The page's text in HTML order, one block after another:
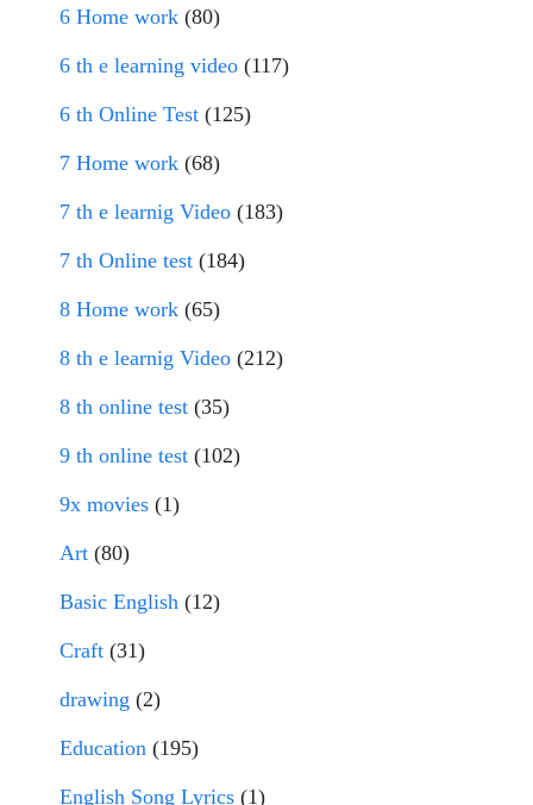
6 Home work (80)
6 th e learning video (117)
6 th Online Test (125)
7 Home work (68)
7 th e learnig Video (183)
7 th Online test (184)
8 Home work (65)
8 th e learnig Video (212)
8 th online test (35)
9 th online test (102)
9x movies (1)
Art (80)
Basic English (12)
Craft (31)
drawing (2)
Education (195)
English Song Lyrics (1)